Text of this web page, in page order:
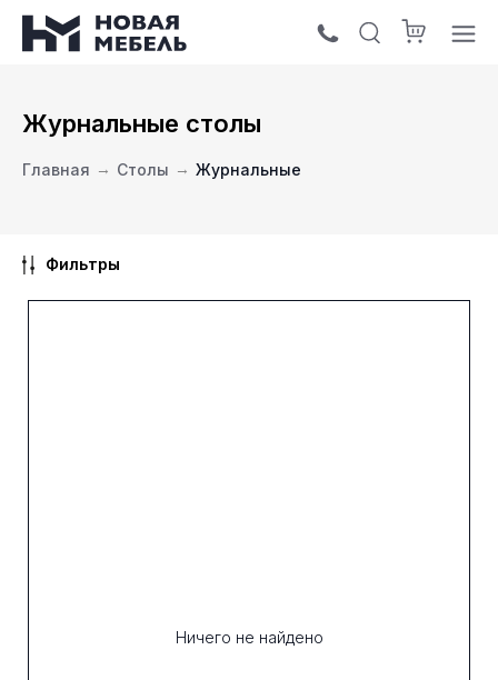
Журнальные столы
Главная → Столы → Журнальные
Фильтры
Ничего не найдено